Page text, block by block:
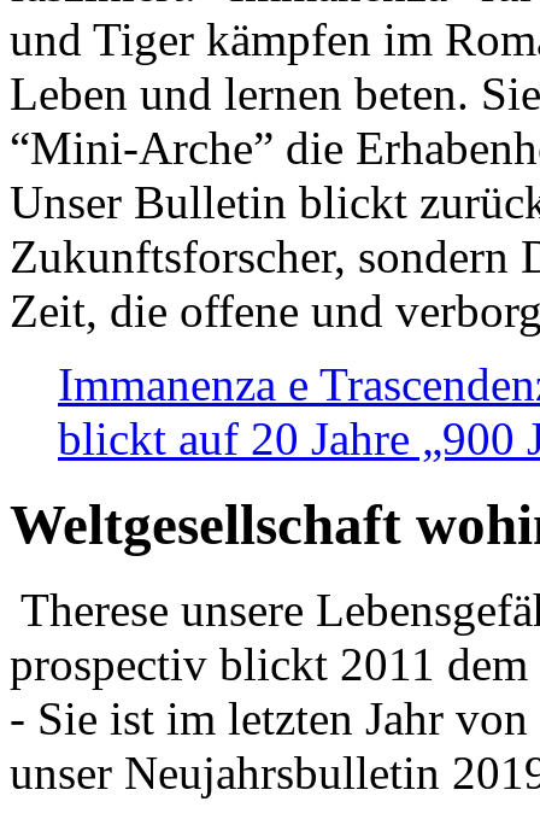
und Tiger kämpfen im
Leben und lernen beten.
“Mini-Arche” die
Unser Bulletin blickt
Zukunftsforscher, sondern
Zeit, die offene und
Immanenza e
blickt auf 20 Jahre „900
Weltgesellschaft
Therese unsere
prospectiv blickt 2011
- Sie ist im letzten Jahr
unser Neujahrsbulletin